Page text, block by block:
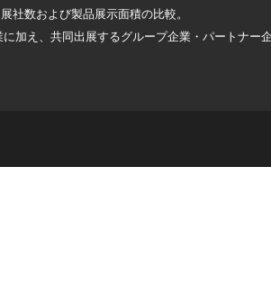
社数および製品展示面積の比較。
加え、共同出展するグループ企業・パートナー企